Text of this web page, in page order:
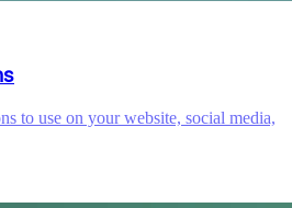
to use on your website, social media,